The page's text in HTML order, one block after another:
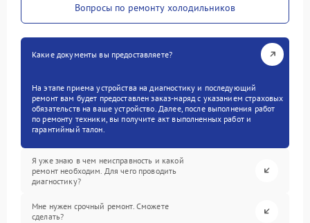
Вопросы по ремонту холодильников
Какие документы вы предоставляете?
На этапе приема устройства на диагностику и последующий
ремонт вам будет предоставлен заказ-наряд с указанием страховых
обязательств на ваше устройство. Далее, после выполнения работ
по ремонту техники, вы получите акт выполненных работ и
гарантийный талон.
Я уже знаю в чем неисправность и какой
ремонт необходим. Для чего проводить
диагностику?
Мне нужен срочный ремонт. Сможете
сделать?